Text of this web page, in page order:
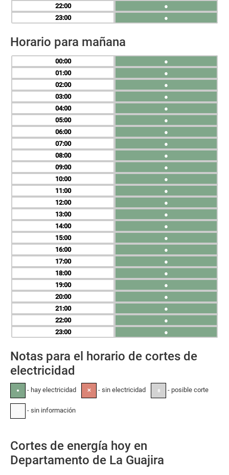
22
23
●
●
Horario para mañana
00
01
02
03
04
05
06
07
08
09
10
11
12
13
14
15
16
17
18
19
20
21
22
23
●
●
●
●
●
●
●
●
●
●
●
●
●
●
●
●
●
●
●
●
●
●
●
●
Notas para el horario de cortes de
electricidad
● - hay electricidad ✕ - sin electricidad ± - posible corte
- sin información
Cortes de energía hoy en
Departamento de La Guajira